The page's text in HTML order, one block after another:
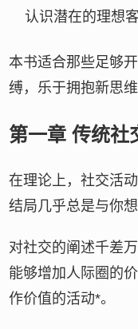
认识潜在的理想客
本书适合那些足够
缚，乐于拥抱新思维
第一章 传统社
在理论上，社交活
结局几乎总是与你
对社交的阐述千差
能够增加人际圈的
作价值的活动*。